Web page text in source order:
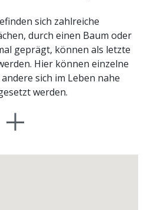
sich zahlreiche
durch einen Baum oder
geprägt, können als letzte
Hier können einzelne
sich im Leben nahe
werden.
im RuheForst®
gestaltet werden. Eine
Farben möglich. An